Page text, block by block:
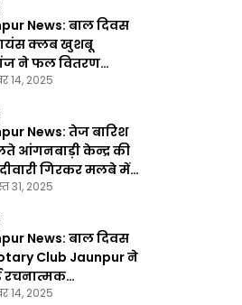
News: बाल दिवस
क्लब खुशबू
ने फल वितरण
का किया आयोजन
14, 2025
News: तेज बारिश
आंगनबाड़ी केन्द्र की
गिरकर मलबे में
31, 2025
News: बाल दिवस
Club Jaunpur ने
रचनात्मक
14, 2025